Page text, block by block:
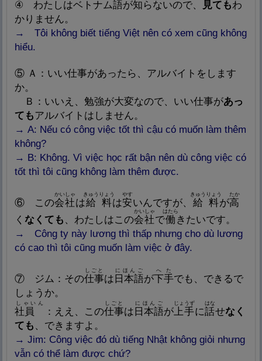
④ わたしはベトナム語が知 らないので、 見てもわ
かりません。
→ Tôi không biết tiếng Việt nên có xem cũng không
hiểu.
⑤ Ａ：いい仕
hành vi
事があったら、アルバイトをします
か。
Ｂ：いいえ、 勉
Nghĩa: Cố sức, cố gắng, siêng
強が大変なので、いい仕
Nghĩa: Việc làm, hành động,
事があっ
てもアルバイトはしません。
→ A: Nếu có công việc tốt thì cậu có muốn làm thêm
không?
→ B: Không. Vì việc học rất bận nên dù công việc có
tốt thì tôi cũng không làm thêm được.
⑥ この会社
かいしゃ
は給
Nghĩa: Cung cấp, tiền lương,
料
きゅうりょう
は安
やす
いんですが、 給 料
きゅうりょう
が高
たか
く なくても 、わたしはこの会社
かいしゃ
で働
はたら
きたいです。
→ Công ty này lương thì thấp nhưng cho dù lương
có cao thì tôi cũng muốn làm việc ở đây.
⑦ ジム：その仕事
しごと
は 日 本
sự vật, sách
語
にほんご
が下手
へた
でも、できるで
しょうか。
社 員
Nghĩa: Nhân viên, thành viên,
người
しゃいん
：ええ、この仕
Nghĩa: Việc làm, hành động,
事
Nghĩa: Việc, công việc, chức vụ
しごと
は 日 本
Nghĩa: Gốc, rễ, cội nguồn của
語
にほんご
が 上
Nghĩa: Trên, phía trên, đưa lên,
手
じょうず
に話
はな
せなく
ても
、できますよ。
→ Jim: Công việc đó dù tiếng Nhật không giỏi nhưng
vẫn có thể làm được chứ?